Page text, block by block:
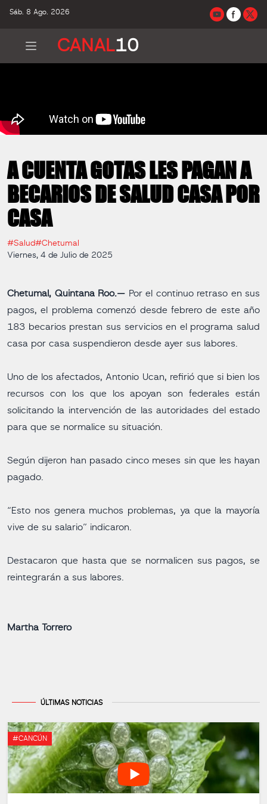
Sáb. 8 Ago. 2026
CANAL10
A CUENTA GOTAS LES PAGAN A
BECARIOS DE SALUD CASA POR
CASA
#Salud#Chetumal
Viernes, 4 de Julio de 2025
Chetumal, Quintana Roo.— Por el continuo retraso en sus
pagos, el problema comenzó desde febrero de este año
183 becarios prestan sus servicios en el programa salud
casa por casa suspendieron desde ayer sus labores.
Uno de los afectados, Antonio Ucan, refirió que si bien los
recursos con los que los apoyan son federales están
solicitando la intervención de las autoridades del estado
para que se normalice su situación.
Según dijeron han pasado cinco meses sin que les hayan
pagado.
“Esto nos genera muchos problemas, ya que la mayoría
vive de su salario” indicaron.
Destacaron que hasta que se normalicen sus pagos, se
reintegrarán a sus labores.
Martha Torrero
ÚLTIMAS NOTICIAS
#CANCÚN